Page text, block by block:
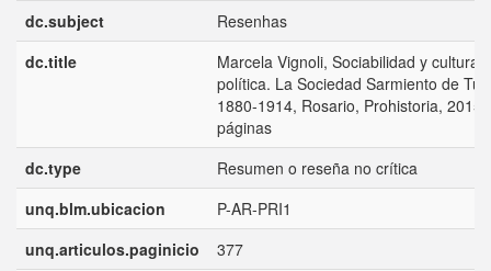
dc.subject
Resenhas
dc.title
Marcela Vignoli, Sociabilidad y cultura
política. La Sociedad Sarmiento de
1880-1914, Rosario, Prohistoria, 2015,
páginas
dc.type
Resumen o reseña no crítica
unq.blm.ubicacion
P-AR-PRI1
unq.articulos.paginicio
377